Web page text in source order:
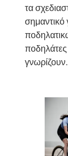
τα
ποδηλάτες
γνωρίζουν.